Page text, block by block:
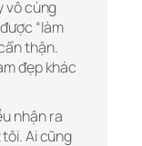
vô cùng
“làm
thận.
đẹp khác
nhận ra
Ai cũng